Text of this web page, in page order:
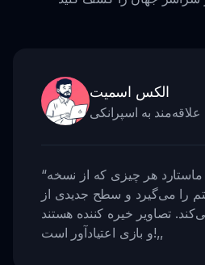
الکس اسمیت
علاقه‌مند به اسپرانکی
“ماستارد هر چیزی که از نسخه
را می‌گیرد و سطح جدیدی از
تصاویر خیره کننده هستند
و بازی اعتیادآور است!,,